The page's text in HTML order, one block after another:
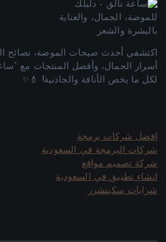
اكتشفي أحدث صيحات الموضة، نصائح
أسرار الجمال، وأفضل المنتجات مع
لكل ما يخص الأناقة والجاذبية! 💄✨
افضل شركات برمجة
شركات البرمجة في السعودية
شركة تصميم مواقع
انشاء تطبيق في السعودية
شرابات سكيتشرز